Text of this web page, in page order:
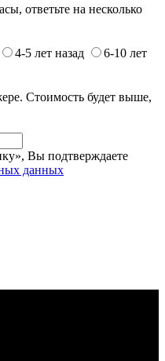
ответьте на несколько
4-5 лет назад
6-10 лет
Стоимость будет выше,
Вы подтверждаете
данных